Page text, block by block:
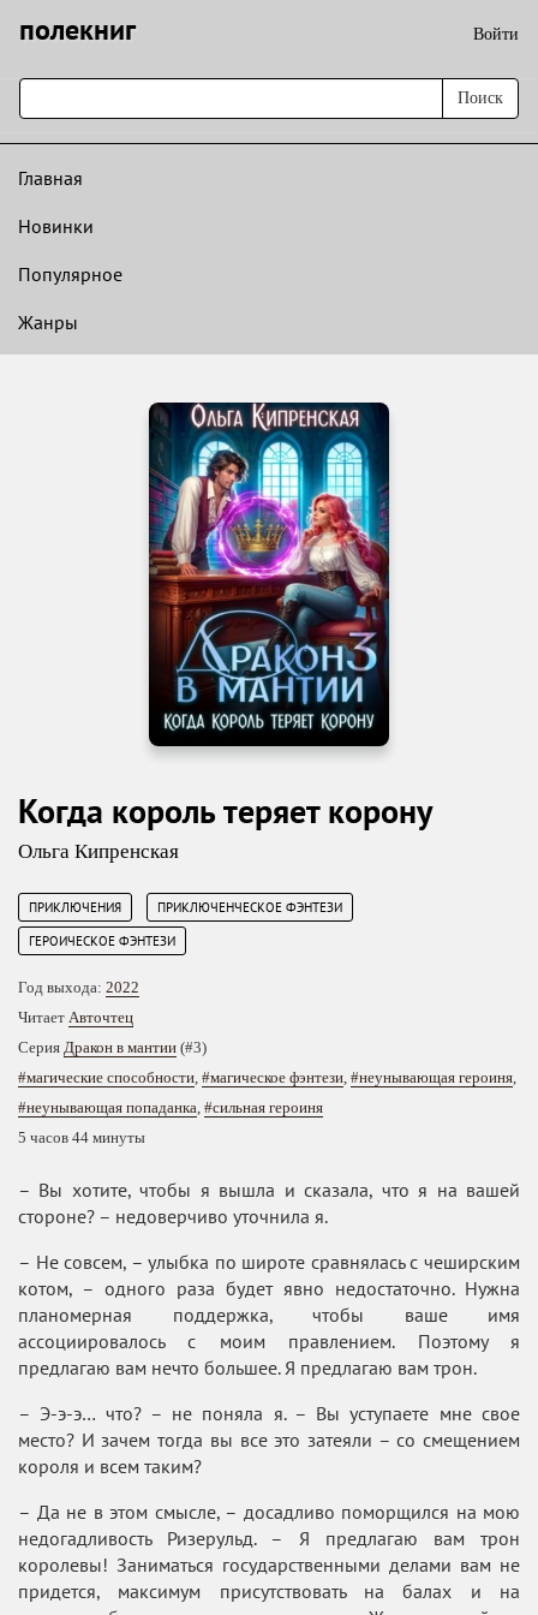
полекниг Войти
Поиск
Главная
Новинки
Популярное
Жанры
Когда король теряет корону
Ольга Кипренская
ПРИКЛЮЧЕНИЯ ПРИКЛЮЧЕНЧЕСКОЕ ФЭНТЕЗИ
ГЕРОИЧЕСКОЕ ФЭНТЕЗИ
Год выхода: 2022
Читает Авточтец
Серия Дракон в мантии (#3)
#магические способности, #магическое фэнтези, #неунывающая героиня,
#неунывающая попаданка, #сильная героиня
5 часов 44 минуты
– Вы хотите, чтобы я вышла и сказала, что я на вашей
стороне? – недоверчиво уточнила я.
– Не совсем, – улыбка по широте сравнялась с чеширским
котом, – одного раза будет явно недостаточно. Нужна
планомерная поддержка, чтобы ваше имя
ассоциировалось с моим правлением. Поэтому я
предлагаю вам нечто большее. Я предлагаю вам трон.
– Э-э-э… что? – не поняла я. – Вы уступаете мне свое
место? И зачем тогда вы все это затеяли – со смещением
короля и всем таким?
– Да не в этом смысле, – досадливо поморщился на мою
недогадливость Ризерульд. – Я предлагаю вам трон
королевы! Заниматься государственными делами вам не
придется, максимум присутствовать на балах и на